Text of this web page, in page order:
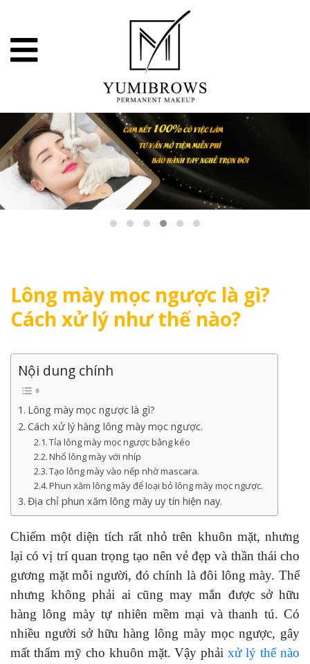
Lông mày mọc ngược là gì?
Cách xử lý như thế nào?
Nội dung chính
Lông mày mọc ngược là gì?
Cách xử lý hàng lông mày mọc ngược.
Tỉa lông mày mọc ngược bằng kéo
Nhổ lông mày với nhíp
Tạo lông mày vào nếp nhờ mascara.
Phun xăm lông mày để loại bỏ lông mày mọc ngược.
Địa chỉ phun xăm lông mày uy tín hiện nay.
Chiếm một diện tích rất nhỏ trên khuôn mặt, nhưng
lại có vị trí quan trọng tạo nên vẻ đẹp và thần thái cho
gương mặt mỗi người, đó chính là đôi lông mày. Thế
nhưng không phải ai cũng may mắn được sở hữu
hàng lông mày tự nhiên mềm mại và thanh tú. Có
nhiều người sở hữu hàng lông mày mọc ngược, gây
mất thẩm mỹ cho khuôn mặt. Vậy phảixử lý thế nào